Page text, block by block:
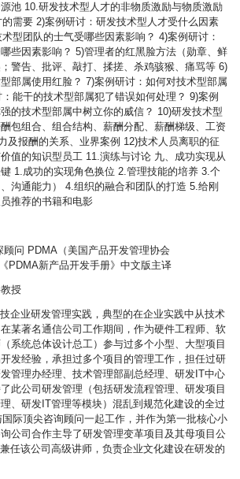
池 10.研发技术型人才的非物质激励与物质激励
需要 2)案例研讨：研发技术型人才受什么因素
型团队的士气受哪些因素影响？ 4)案例研讨：
些因素影响？ 5)管理者的红黑脸方法（勋章、鲜
警告、批评、敲打、揉搓、杀鸡骇猴、痛骂等 6)
部属使用红脸？ 7)案例研讨：如何对技术型部属
能干的技术型部属犯了错误如何处理？ 9)案例
的技术型部属中树立你的威信？ 10)研发技术型
包组合、组合结构、薪酬分配、薪酬梯级、工资
及报酬的关系、业界案例 12)技术人员离职的征
值的知识型员工 11.演练与讨论 九、成功实现从
1.成功的实现角色换位 2.管理技能的培养 3.个
沟通能力） 4.组织的融合和团队的打造 5.给刚
推荐的书籍和电影
问 PDMA（美国产品开发管理协会
PDMA新产品开发手册》中文版主译
授
企业研发管理实践，典型的在企业实践中从技术
某著名通信公司工作期间，作为硬件工程师、软
系统总体设计总工）参与过多个小型、大型项目
发经验，承担过多个项目的管理工作，担任过研
管理办经理、技术管理部副总经理、研发IT中心
此公司研发管理（包括研发流程管理、研发项目
、研发IT管理等模块）混乱到规范化建设的全过
际顶尖咨询顾问一起工作，并作为第一批核心小
公司合作主导了研发管理变革项目及其母项目公
任该公司高级讲师，负责企业文化建设在研发的